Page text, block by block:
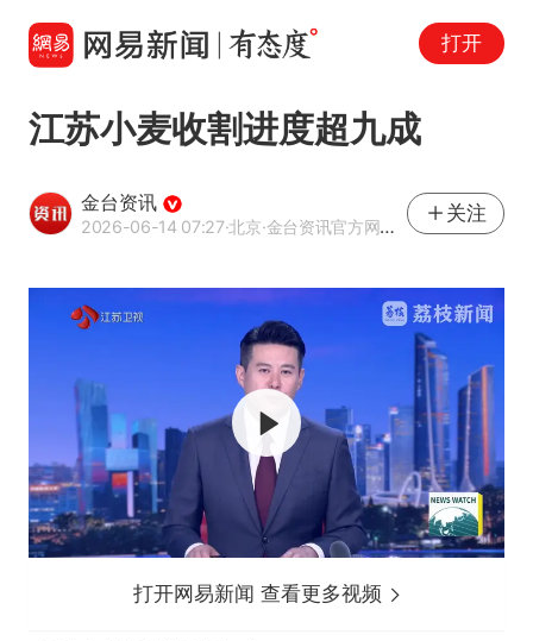
打开
江苏小麦收割进度超九成
金台资讯
2026-06-14 07:27·北京·金台资讯官方网易号
关注
打开网易新闻 查看更多视频